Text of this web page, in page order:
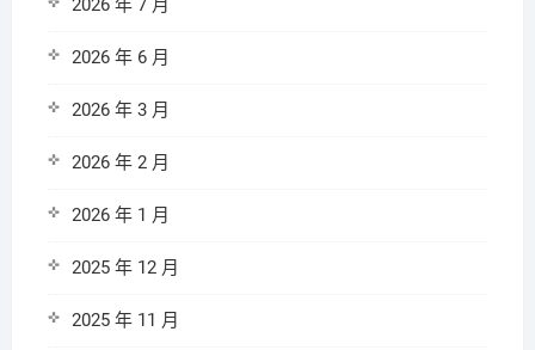
2026 年 7 月
2026 年 6 月
2026 年 3 月
2026 年 2 月
2026 年 1 月
2025 年 12 月
2025 年 11 月